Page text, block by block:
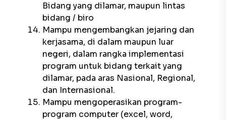
Bidang yang dilamar, maupun lintas
bidang / biro
Mampu mengembangkan jejaring dan
kerjasama, di dalam maupun luar
negeri, dalam rangka implementasi
program untuk bidang terkait yang
dilamar, pada aras Nasional, Regional,
dan Internasional.
Mampu mengoperasikan program-
program computer (excel, word,